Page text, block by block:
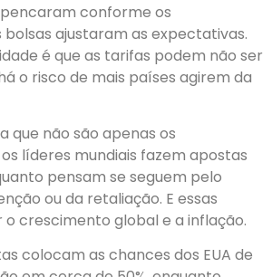
conforme os
ajustaram as expectativas.
é que as tarifas podem não ser
o risco de mais países agirem da
que não são apenas os
líderes mundiais fazem apostas
pensam se seguem pelo
ou da retaliação. E essas
crescimento global e a inflação.
colocam as chances dos EUA de